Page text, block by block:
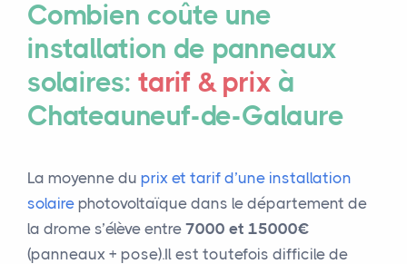
Combien coûte une
installation de panneaux
solaires:tarif & prix à
Chateauneuf-de-Galaure
La moyenne du prix et tarif d’une installation
solaire photovoltaïque dans le département de
la drome s’élève entre 7000 et 15000€
(panneaux + pose).Il est toutefois difficile de